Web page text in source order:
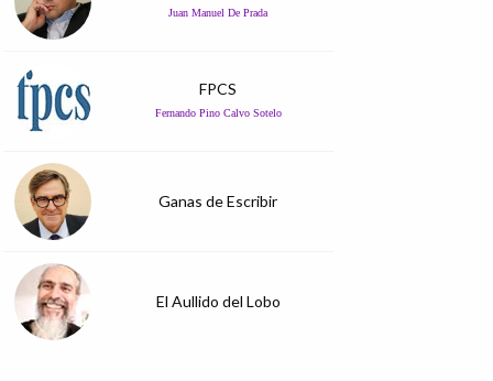
Juan Manuel De Prada
FPCS
Fernando Pino Calvo Sotelo
Ganas de Escribir
El Aullido del Lobo